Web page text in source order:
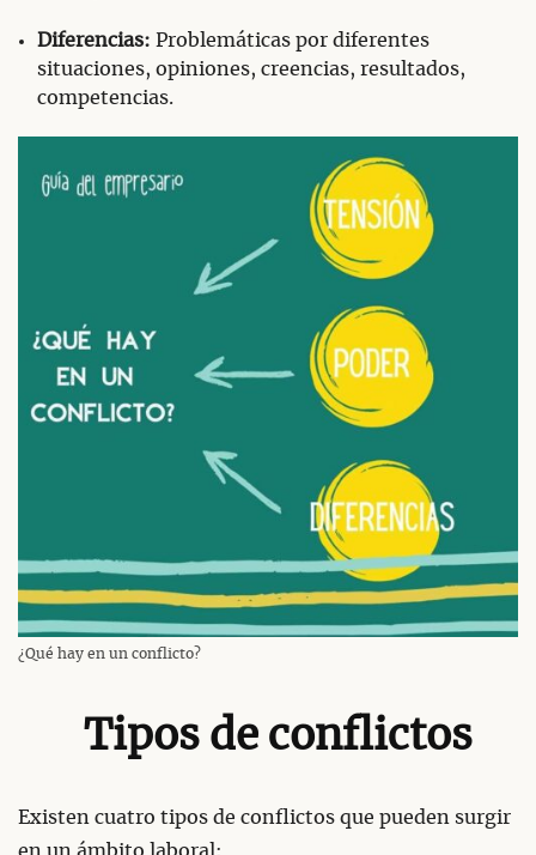
Diferencias: Problemáticas por diferentes
situaciones, opiniones, creencias, resultados,
competencias.
¿Qué hay en un conflicto?
Tipos de conflictos
Existen cuatro tipos de conflictos que pueden surgir